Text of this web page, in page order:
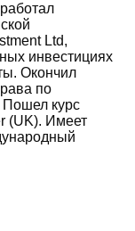
Ltd,
инвестициях
Окончил
по
Пошел курс
(UK). Имеет